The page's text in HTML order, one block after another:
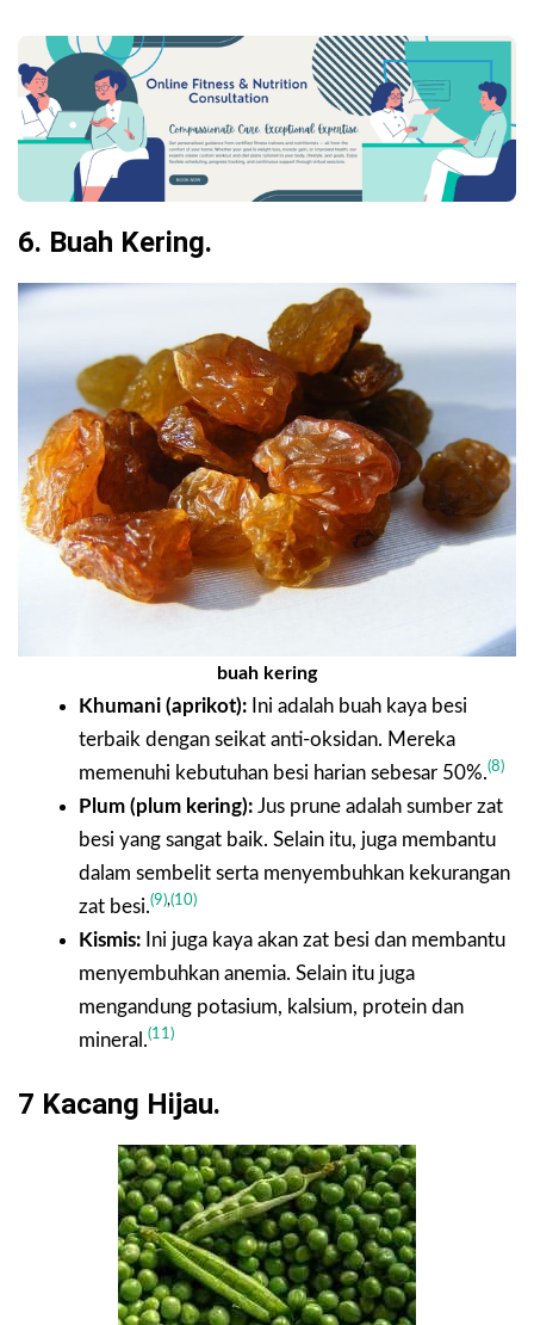
6. Buah Kering.
buah kering
Khumani (aprikot): Ini adalah buah kaya besi
terbaik dengan seikat anti-oksidan. Mereka
memenuhi kebutuhan besi harian sebesar 50%.(8)
Plum (plum kering): Jus prune adalah sumber zat
besi yang sangat baik. Selain itu, juga membantu
dalam sembelit serta menyembuhkan kekurangan
zat besi.(9),(10)
Kismis: Ini juga kaya akan zat besi dan membantu
menyembuhkan anemia. Selain itu juga
mengandung potasium, kalsium, protein dan
mineral.(11)
7 Kacang Hijau.